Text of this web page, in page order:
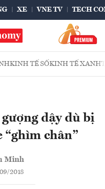
XE VNE TV TECH
KINH TẾ SỐKINH TẾ XANH
dậy dù bị
“ghìm chân”
Minh
2018